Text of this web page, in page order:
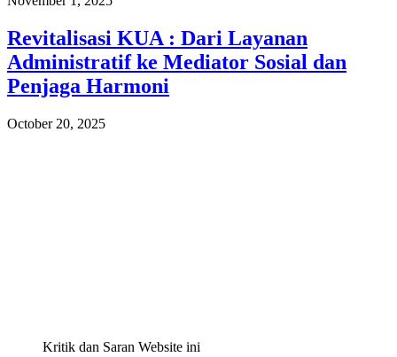
Revitalisasi KUA : Dari Layanan
Administratif ke Mediator Sosial dan
Penjaga Harmoni
October 20, 2025
Kritik dan Saran Website ini